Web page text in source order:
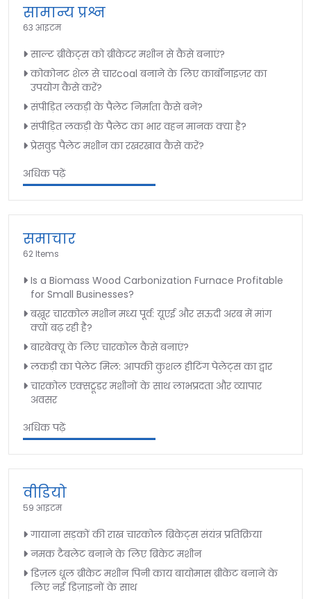
सामान्य प्रश्न
63 आइटम
साल्ट ब्रीकेट्स को ब्रीकेटर मशीन से कैसे बनाएं?
कोकोनट शेल से चारcoal बनाने के लिए कार्बोनाइज़र का
उपयोग कैसे करें?
संपीड़ित लकड़ी के पैलेट निर्माता कैसे बनें?
संपीड़ित लकड़ी के पैलेट का भार वहन मानक क्या है?
प्रेसवुड पैलेट मशीन का रखरखाव कैसे करें?
अधिक पढ़ें
समाचार
62 Items
Is a Biomass Wood Carbonization Furnace Profitable
for Small Businesses?
बख़ूर चारकोल मशीन मध्य पूर्व: यूएई और सऊदी अरब में मांग
क्यों बढ़ रही है?
बारबेक्यू के लिए चारकोल कैसे बनाएं?
लकड़ी का पेलेट मिल: आपकी कुशल हीटिंग पेलेट्स का द्वार
चारकोल एक्सट्रूडर मशीनों के साथ लाभप्रदता और व्यापार
अवसर
अधिक पढ़ें
वीडियो
59 आइटम
गायाना सड़कों की राख चारकोल ब्रिकेट्स संयंत्र प्रतिक्रिया
नमक टैबलेट बनाने के लिए ब्रिकेट मशीन
डिज़ल धूल ब्रीकेट मशीन पिनी काय बायोमास ब्रीकेट बनाने के
लिए नई डिज़ाइनों के साथ